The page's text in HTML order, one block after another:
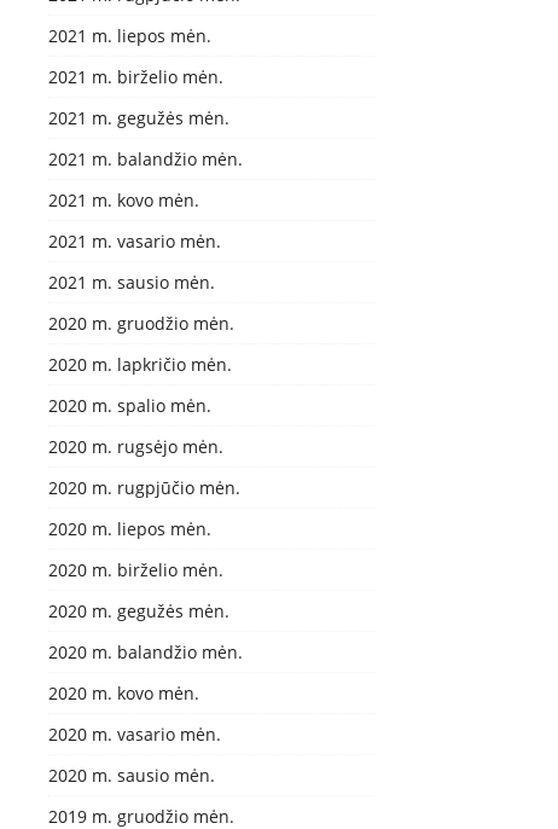
2021 m. liepos mėn.
2021 m. birželio mėn.
2021 m. gegužės mėn.
2021 m. balandžio mėn.
2021 m. kovo mėn.
2021 m. vasario mėn.
2021 m. sausio mėn.
2020 m. gruodžio mėn.
2020 m. lapkričio mėn.
2020 m. spalio mėn.
2020 m. rugsėjo mėn.
2020 m. rugpjūčio mėn.
2020 m. liepos mėn.
2020 m. birželio mėn.
2020 m. gegužės mėn.
2020 m. balandžio mėn.
2020 m. kovo mėn.
2020 m. vasario mėn.
2020 m. sausio mėn.
2019 m. gruodžio mėn.